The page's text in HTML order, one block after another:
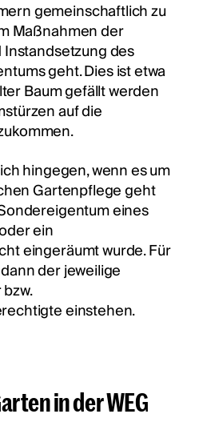
gemeinschaftlich zu
Maßnahmen der
des
geht. Dies ist etwa
Baum gefällt werden
auf die
hingegen, wenn es um
Gartenpflege geht
eines
ein
eingeräumt wurde. Für
der jeweilige
einstehen.
in der WEG